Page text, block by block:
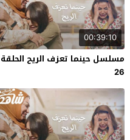
00:39:10
مسلسل حينما تعزف الريح الحلقة
26